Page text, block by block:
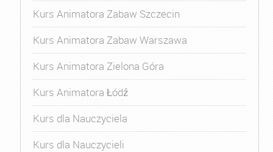
Kurs Animatora Zabaw Szczecin
Kurs Animatora Zabaw Warszawa
Kurs Animatora Zielona Góra
Kurs Animatora Łódź
Kurs dla Nauczyciela
Kurs dla Nauczycieli